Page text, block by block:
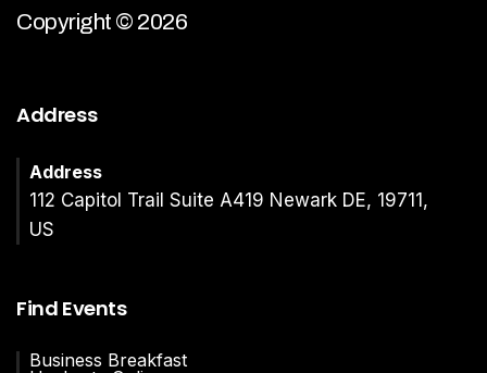
Copyright © 2026
Address
Address
112 Capitol Trail Suite A419 Newark DE, 19711,
US
Find Events
Business Breakfast